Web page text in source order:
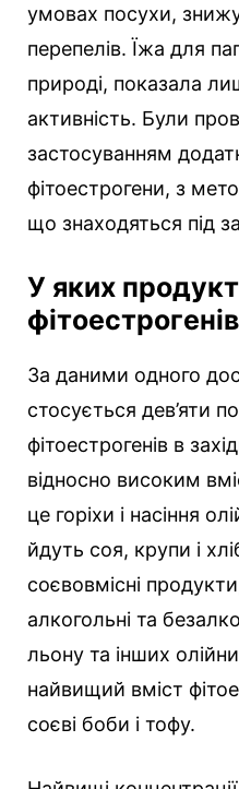
умовах посухи,
перепелів. Їжа для
природі, показала
активність. Були
застосуванням
фітоестрогени, з
що знаходяться під
У яких
За даними одного
стосується дев’яти
фітоестрогенів в
відносно високим
це горіхи і насіння
йдуть соя, крупи і
соєвовмісні
алкогольні та
льону та інших
найвищий вміст
соєві боби і тофу.